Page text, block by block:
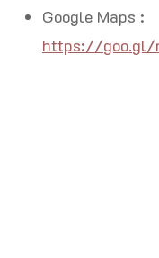
Google Maps :
https://goo.gl/